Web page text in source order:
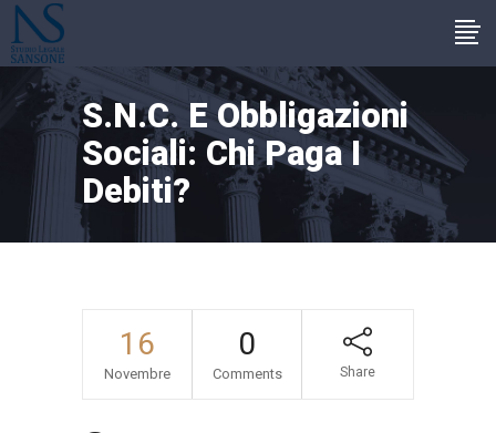
S.n.c. E Obbligazioni
Sociali: Chi Paga I
Debiti?
16
Novembre
0
Comments Share